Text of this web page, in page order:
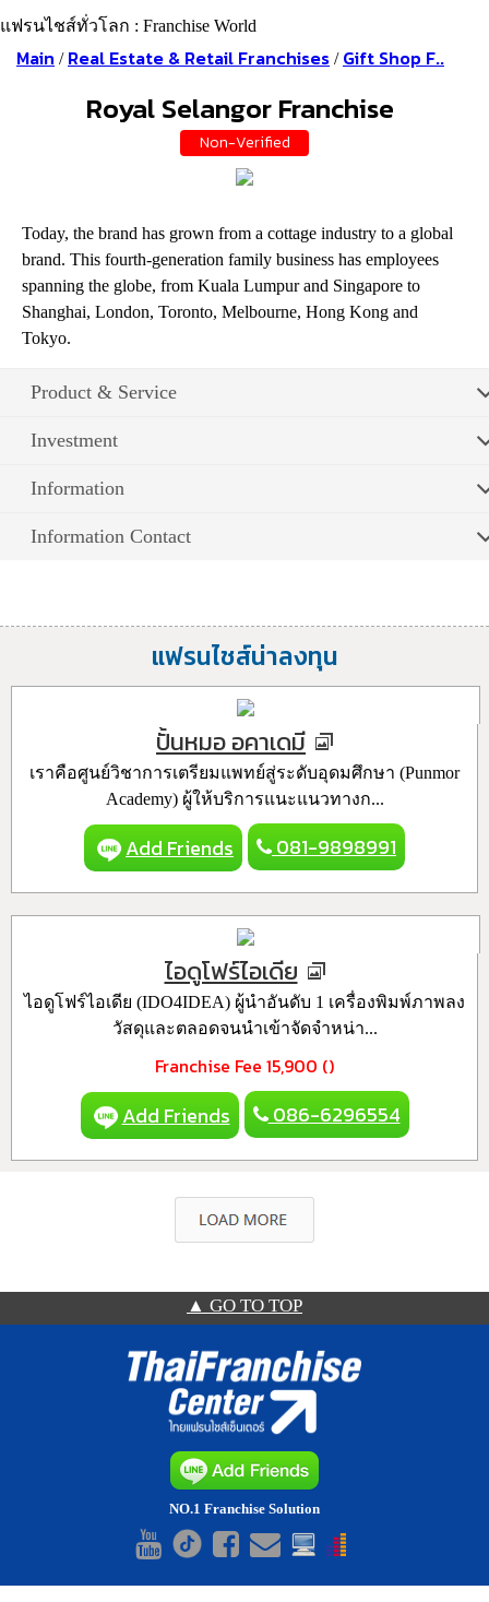
แฟรนไชส์ทั่วโลก : Franchise World
Main / Real Estate & Retail Franchises / Gift Shop F..
Royal Selangor Franchise
Non-Verified
Today, the brand has grown from a cottage industry to a global
brand. This fourth-generation family business has employees
spanning the globe, from Kuala Lumpur and Singapore to
Shanghai, London, Toronto, Melbourne, Hong Kong and
Tokyo.
Product & Service
Investment
Information
Information Contact
แฟรนไชส์น่าลงทุน
ปั้นหมอ อคาเดมี
เราคือศูนย์วิชาการเตรียมแพทย์สู่ระดับอุดมศึกษา (Punmor
Academy) ผู้ให้บริการแนะแนวทางก...
Add Friends 081-9898991
ไอดูโฟร์ไอเดีย
ไอดูโฟร์ไอเดีย (IDO4IDEA) ผู้นำอันดับ 1 เครื่องพิมพ์ภาพลง
วัสดุและตลอดจนนำเข้าจัดจำหน่า...
Franchise Fee 15,900 ()
Add Friends 086-6296554
▲ GO TO TOP
NO.1 Franchise Solution